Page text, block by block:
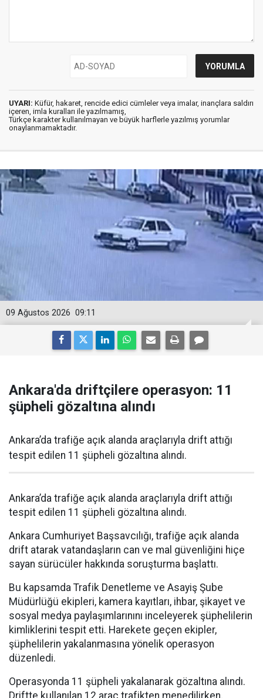
UYARI: Küfür, hakaret, rencide edici cümleler veya imalar, inançlara saldırı
içeren, imla kuralları ile yazılmamış,
Türkçe karakter kullanılmayan ve büyük harflerle yazılmış yorumlar
onaylanmamaktadır.
09:11
09 Ağustos 2026
Ankara'da driftçilere operasyon: 11
şüpheli gözaltına alındı
Ankara’da trafiğe açık alanda araçlarıyla drift attığı
tespit edilen 11 şüpheli gözaltına alındı.
Ankara’da trafiğe açık alanda araçlarıyla drift attığı
tespit edilen 11 şüpheli gözaltına alındı.
Ankara Cumhuriyet Başsavcılığı, trafiğe açık alanda
drift atarak vatandaşların can ve mal güvenliğini hiçe
sayan sürücüler hakkında soruşturma başlattı.
Bu kapsamda Trafik Denetleme ve Asayiş Şube
Müdürlüğü ekipleri, kamera kayıtları, ihbar, şikayet ve
sosyal medya paylaşımlarınını inceleyerek şüphelilerin
kimliklerini tespit etti. Harekete geçen ekipler,
şüphelilerin yakalanmasına yönelik operasyon
düzenledi.
Operasyonda 11 şüpheli yakalanarak gözaltına alındı.
Driftte kullanılan 12 araç trafikten menedilirken,